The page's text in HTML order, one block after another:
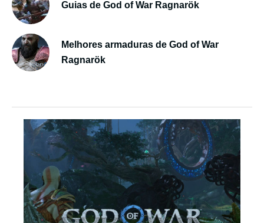
Guias de God of War Ragnarök
Melhores armaduras de God of War
Ragnarök